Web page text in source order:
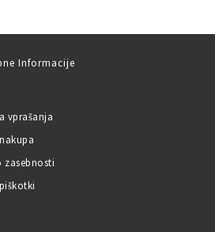
Informacije
vprašanja
zasebnosti